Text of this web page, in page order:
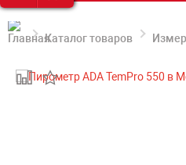
Каталог товаров